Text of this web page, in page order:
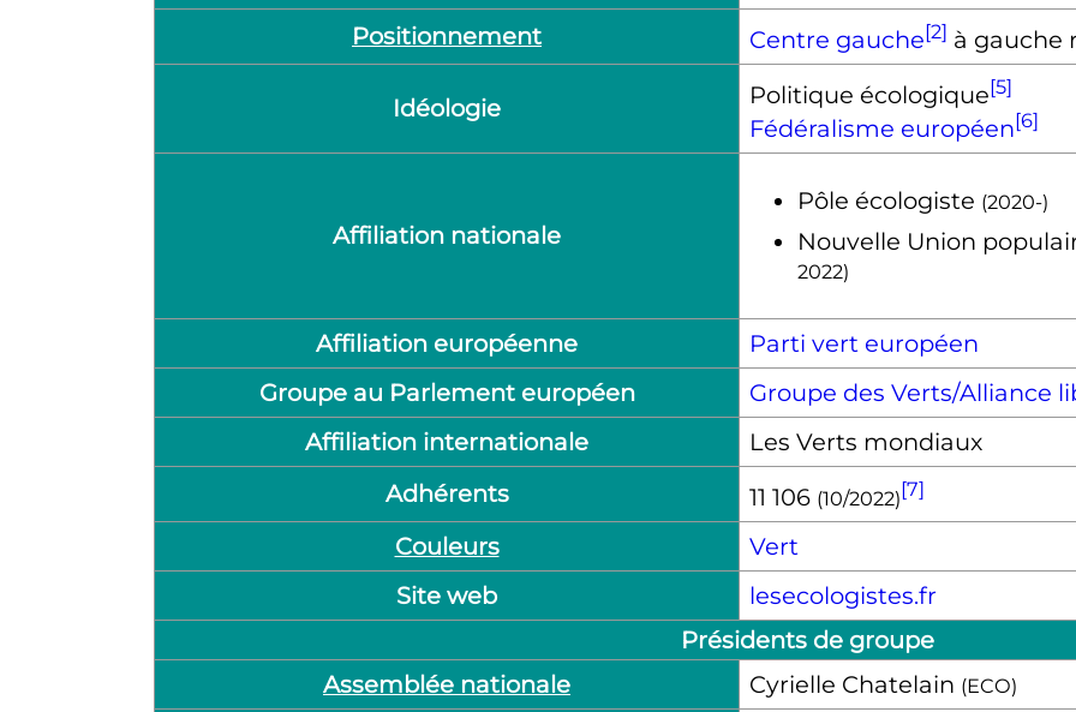
Positionnement
Centre gauche[2] à gauche
Idéologie Politique écologique[5]
Fédéralisme européen[6]
Affiliation nationale
Pôle écologiste (2020-)
Nouvelle Union
2022)
Affiliation européenne
Parti vert européen
Groupe au Parlement européen
Groupe des Verts/Alliance
Affiliation internationale
Les Verts mondiaux
Adhérents
11 106 (10/2022)[7]
Couleurs
Vert
Site web
lesecologistes.fr
Présidents de groupe
Assemblée nationale
Cyrielle Chatelain (ECO)